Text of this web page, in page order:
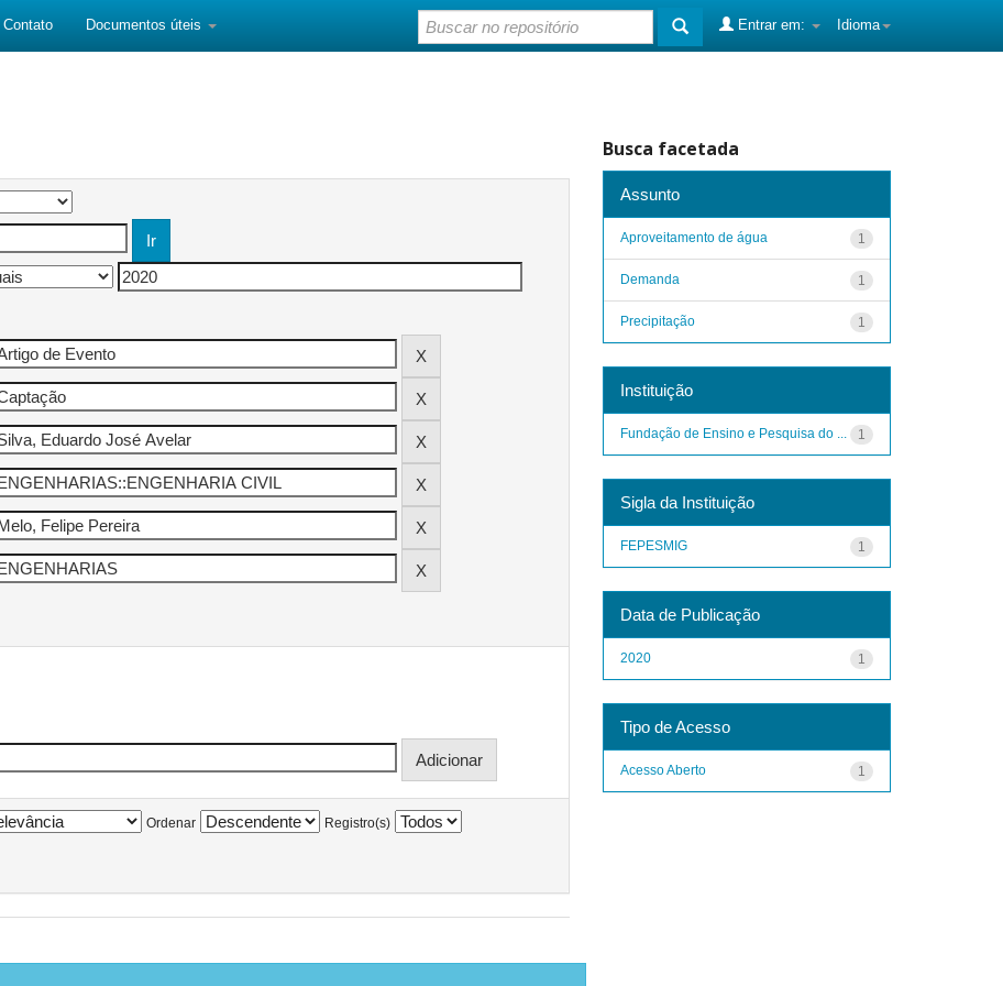
Contato Documentos úteis Idioma
Entrar em:
Ordenar Registro(s)
Busca facetada
Assunto
1
Aproveitamento de água
1
Demanda
1
Precipitação
Instituição
1
Fundação de Ensino e Pesquisa do ...
Sigla da Instituição
1
FEPESMIG
Data de Publicação
1
2020
Tipo de Acesso
1
Acesso Aberto